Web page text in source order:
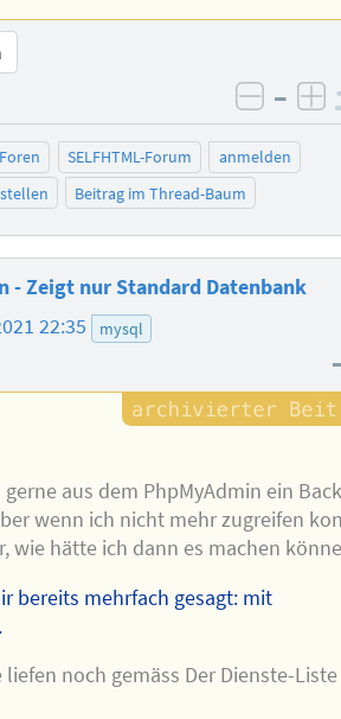
–
SELFHTML-Forum
anmelden
Beitrag im Thread-Baum
- Zeigt nur Standard Datenbank
22:35 mysql
aus dem PhpMyAdmin ein
wenn ich nicht mehr zugreifen
wie hätte ich dann es machen
bereits mehrfach gesagt: mit
.
liefen noch gemäss Der Dienste-